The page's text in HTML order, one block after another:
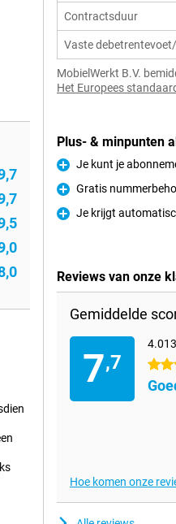
Contractsduur
Vaste
MobielWerkt B.V.
Het Europees
Plus- & minpunten
Pluspunt
Je kunt je
Pluspunt
Gratis
Pluspunt
Je krijgt
Reviews van onze
Gemiddelde
7,7
4
Hoe komen onze